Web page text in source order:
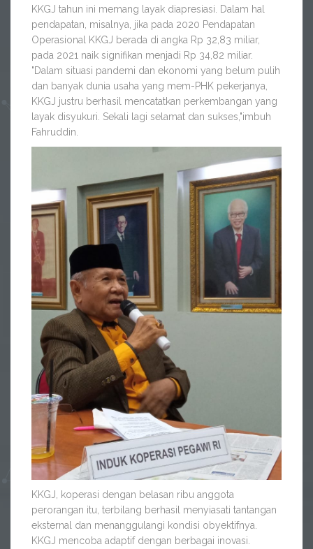
KKGJ tahun ini memang layak diapresiasi. Dalam hal
pendapatan, misalnya, jika pada 2020 Pendapatan
Operasional KKGJ berada di angka Rp 32,83 miliar,
pada 2021 naik signifikan menjadi Rp 34,82 miliar.
"Dalam situasi pandemi dan ekonomi yang belum pulih
dan banyak dunia usaha yang mem-PHK pekerjanya,
KKGJ justru berhasil mencatatkan perkembangan yang
layak disyukuri. Sekali lagi selamat dan sukses,"imbuh
Fahruddin.
KKGJ, koperasi dengan belasan ribu anggota
perorangan itu, terbilang berhasil menyiasati tantangan
eksternal dan menanggulangi kondisi obyektifnya.
KKGJ mencoba adaptif dengan berbagai inovasi.